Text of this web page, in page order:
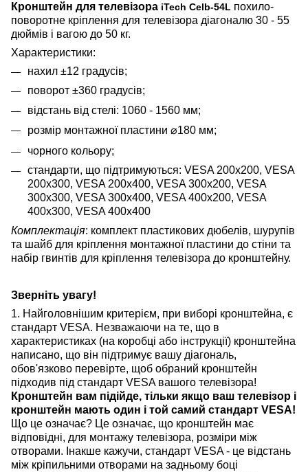
Кронштейн для телевізора iTech Celb-54L похило-
поворотне кріплення для телевізора діагоналю 30 - 55
дюймів і вагою до 50 кг.
Характеристики:
нахил ±12 градусів;
поворот ±360 градусів;
відстань від стелі: 1060 - 1560 мм;
розмір монтажної пластини ⌀180 мм;
чорного кольору;
стандарти, що підтримуються: VESA 200x200, VESA
200x300, VESA 200x400, VESA 300x200, VESA
300x300, VESA 300x400, VESA 400x200, VESA
400x300, VESA 400x400
Комплектація: комплект пластикових дюбелів, шурупів
та шайб для кріплення монтажної пластини до стіни та
набір гвинтів для кріплення телевізора до кронштейну.
Зверніть увагу!
1. Найголовнішим критерієм, при виборі кронштейна, є
стандарт VESA. Незважаючи на те, що в
характеристиках (на коробці або інструкції) кронштейна
написано, що він підтримує вашу діагональ,
обов'язково перевірте, щоб обраний кронштейн
підходив під стандарт VESA вашого телевізора!
Кронштейн вам підійде, тільки якщо ваш телевізор і
кронштейн мають один і той самий стандарт VESA!
Що це означає? Це означає, що кронштейн має
відповідні, для монтажу телевізора, розміри між
отворами. Інакше кажучи, стандарт VESA - це відстань
між кріпильними отворами на задньому боці